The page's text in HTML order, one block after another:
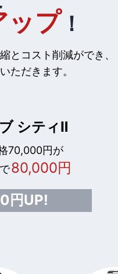
ップ ！
とコスト削減ができ、
ただきます。
シティⅡ
70,000円が
80,000円
円UP!